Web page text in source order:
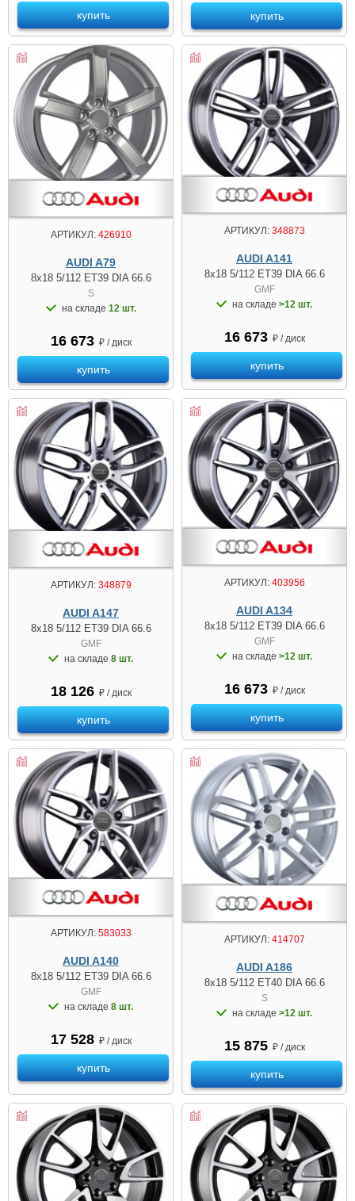
купить купить
АРТИКУЛ:426910
AUDI A79
8x18 5/112 ET39 DIA 66.6
S
на складе 12 шт.
16 673 ₽ / диск
купить
АРТИКУЛ:348873
AUDI A141
8x18 5/112 ET39 DIA 66.6
GMF
на складе >12 шт.
16 673 ₽ / диск
купить
АРТИКУЛ:348879
AUDI A147
8x18 5/112 ET39 DIA 66.6
GMF
на складе 8 шт.
18 126 ₽ / диск
купить
АРТИКУЛ:403956
AUDI A134
8x18 5/112 ET39 DIA 66.6
GMF
на складе >12 шт.
16 673 ₽ / диск
купить
АРТИКУЛ:583033
AUDI A140
8x18 5/112 ET39 DIA 66.6
GMF
на складе 8 шт.
17 528 ₽ / диск
купить
АРТИКУЛ:414707
AUDI A186
8x18 5/112 ET40 DIA 66.6
S
на складе >12 шт.
15 875 ₽ / диск
купить